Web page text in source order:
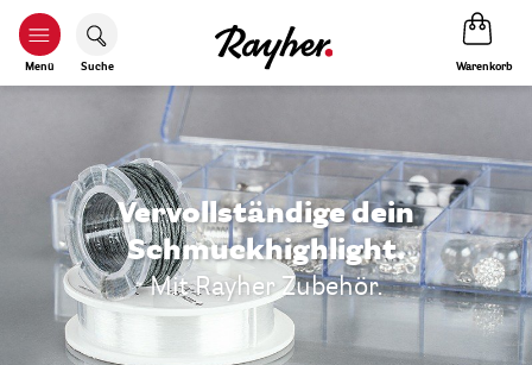
Menü Suche Warenkorb
Vervollständige dein
Schmuckhighlight.
Mit Rayher Zubehör.